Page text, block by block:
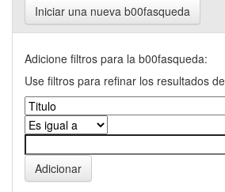
Iniciar una nueva b00fasqueda
Adicione filtros para la b00fasqueda:
Use filtros para refinar los resultados